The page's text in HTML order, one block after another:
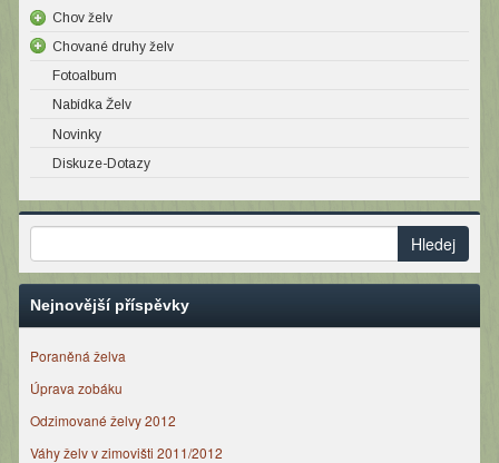
Chov želv
Chované druhy želv
Fotoalbum
Nabídka Želv
Novinky
Diskuze-Dotazy
Nejnovější příspěvky
Poraněná želva
Úprava zobáku
Odzimované želvy 2012
Váhy želv v zimovišti 2011/2012